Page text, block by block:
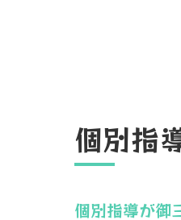
個別指
個別指導が御